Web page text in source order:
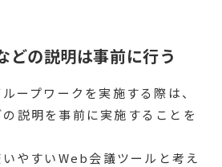
どの説明は事前に行う
ープワークを実施する際は、
説明を事前に実施することを
やすいWeb会議ツールと考え